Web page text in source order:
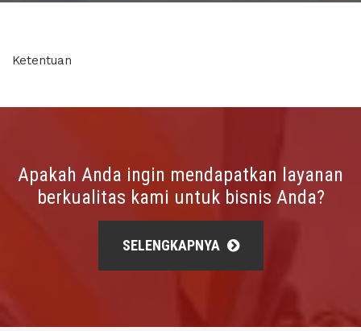
Ketentuan
Apakah Anda ingin mendapatkan layanan
berkualitas kami untuk bisnis Anda?
SELENGKAPNYA